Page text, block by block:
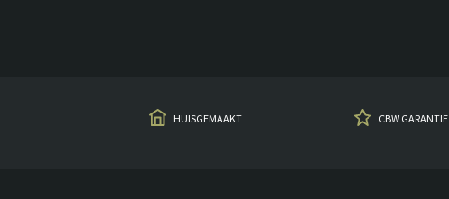
HUISGEMAAKT CBW GARANTIE